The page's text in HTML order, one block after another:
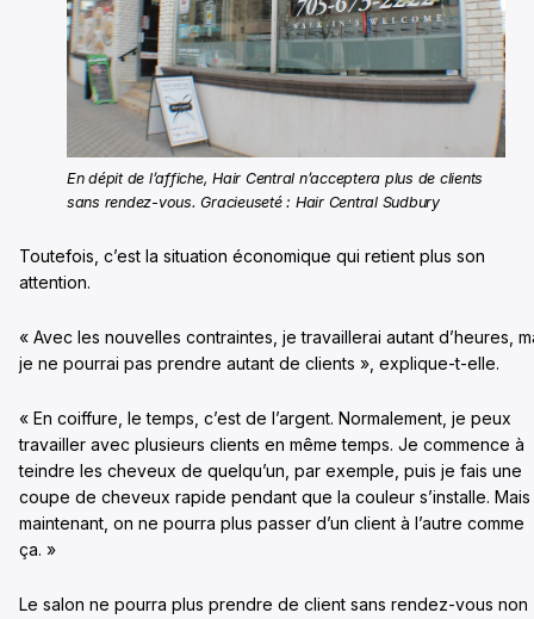
En dépit de l’affiche, Hair Central n’acceptera plus de clients
sans rendez-vous. Gracieuseté : Hair Central Sudbury
Toutefois, c’est la situation économique qui retient plus son
attention.
« Avec les nouvelles contraintes, je travaillerai autant d’heures,
je ne pourrai pas prendre autant de clients », explique-t-elle.
« En coiffure, le temps, c’est de l’argent. Normalement, je peux
travailler avec plusieurs clients en même temps. Je commence à
teindre les cheveux de quelqu’un, par exemple, puis je fais une
coupe de cheveux rapide pendant que la couleur s’installe. Mais
maintenant, on ne pourra plus passer d’un client à l’autre comme
ça. »
Le salon ne pourra plus prendre de client sans rendez-vous non